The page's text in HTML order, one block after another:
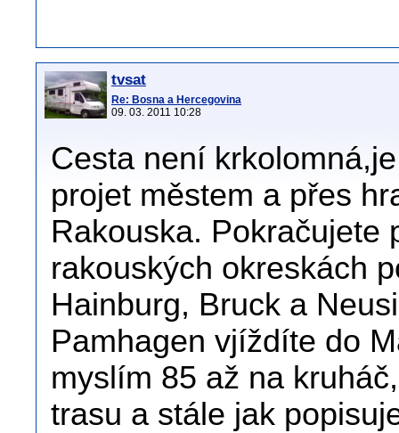
tvsat
Re: Bosna a Hercegovina
09. 03. 2011 10:28
Cesta není
projet městem a přes
Rakouska. Pokračujete
rakouských okreskách
Hainburg, Bruck a
Pamhagen vjíždíte do
myslím 85 až na
trasu a stále jak